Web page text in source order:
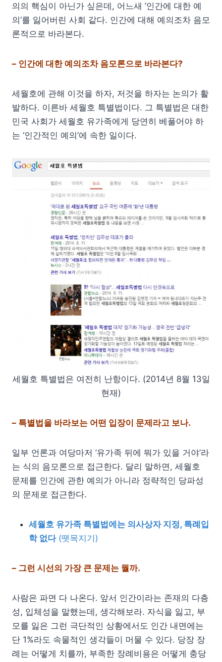
의의 핵심이 아닌가 싶은데, 어느새 ‘인간에 대한 예
의’를 잃어버린 사회 같다. 인간에 대해 예의조차 음모
론적으로 바라본다.
– 인간에 대한 예의조차 음모론으로 바라본다?
세월호에 관해 이것을 하자, 저것을 하자는 논의가 활
발하다. 이른바 세월호 특별법이다. 그 특별법은 대한
민국 사회가 세월호 유가족에게 당연히 베풀어야 하
는 ‘인간적인 예의’에 속한 일이다.
세월호 특별법은 여전히 난항이다. (2014년 8월 13일
현재)
– 특별법을 바라보는 어떤 입장이 문제라고 보나.
일부 언론과 여당마저 ‘유가족 뒤에 뭐가 있을 거야’라
는 식의 음모론으로 접근한다. 달리 말하면, 세월호
문제를 인간에 관한 예의가 아니라 정략적인 당파성
의 문제로 접근한다.
세월호 유가족 특별법에는 의사상자 지정, 특례입
학 없다(뗏목지기)
– 그런 시선의 가장 큰 문제는 뭘까.
사람은 파면 다 나온다. 앞서 인간이라는 존재의 다층
성, 입체성을 말했는데, 생각해보라. 자식을 잃고, 부
모를 잃은 그런 극단적인 상황에서도 인간 내면에는
단 1%라도 속물적인 생각들이 머물 수 있다. 당장 장
례는 어떻게 치를까, 부족한 장례비용은 어떻게 충당